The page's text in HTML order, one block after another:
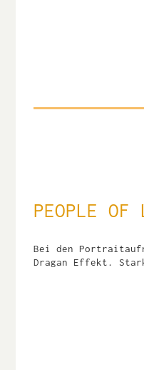
PEOPLE OF
Bei den
Dragan Effekt.